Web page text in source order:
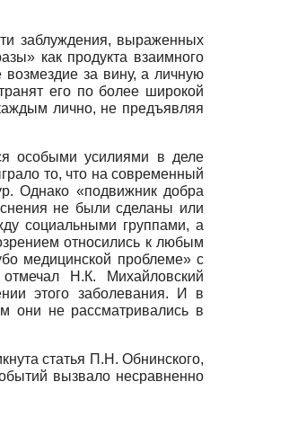
заблуждения, выраженных
как продукта взаимного
за вину, а личную
его по более широкой
лично, не предъявляя
особыми усилиями в деле
то, что на современный
Однако «подвижник добра
не были сделаны или
социальными группами, а
относились к любым
медицинской проблеме» с
Н.К. Михайловский
этого заболевания. И в
они не рассматривались в
статья П.Н. Обнинского,
вызвало несравненно